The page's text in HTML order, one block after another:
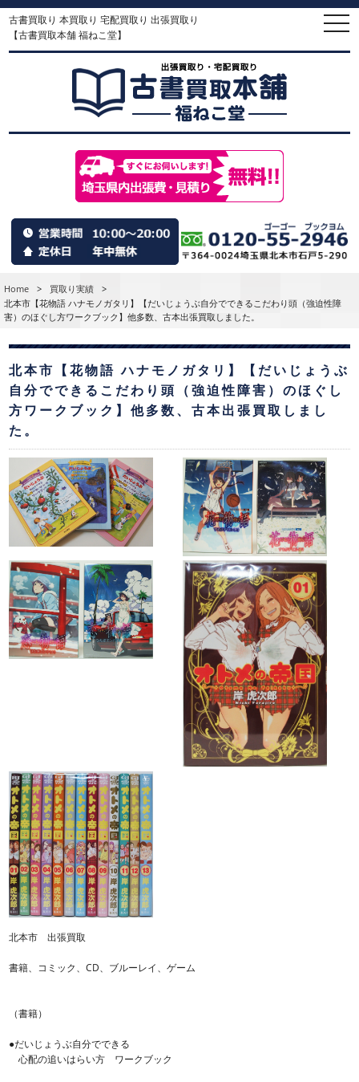
古書買取り 本買取り 宅配買取り 出張買取り
【古書買取本舗 福ねこ堂】
Home > 買取り実績
>
北本市【花物語 ハナモノガタリ】【だいじょうぶ自分でできるこだわり頭（強迫性障
害）のほぐし方ワークブック】他多数、古本出張買取しました。
北本市【花物語 ハナモノガタリ】【だいじょうぶ
自分でできるこだわり頭（強迫性障害）のほぐし
方ワークブック】他多数、古本出張買取しまし
た。
北本市 出張買取
書籍、コミック、CD、ブルーレイ、ゲーム
（書籍）
●だいじょうぶ自分でできる
心配の追いはらい方 ワークブック